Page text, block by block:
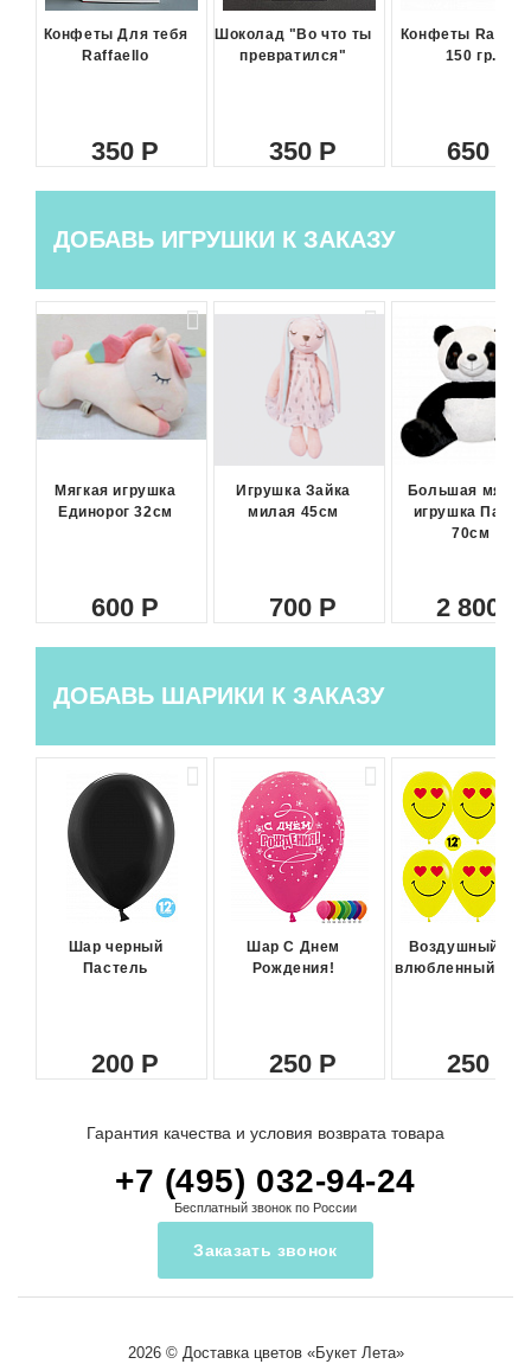
Конфеты Для тебя
Raffaello
350
Шоколад "Во что ты
превратился"
350
Конфеты
150 гр.
650
ДОБАВЬ ИГРУШКИ К ЗАКАЗУ
Мягкая игрушка
Единорог 32см
600
Игрушка Зайка
милая 45см
700
Большая
игрушка Панда
70см
2 800
ДОБАВЬ ШАРИКИ К ЗАКАЗУ
Шар черный
Пастель
200
Шар С Днем
Рождения!
250
Воздушный
влюбленный
250
Гарантия качества и условия возврата товара
+7 (495) 032-94-24
Бесплатный звонок по России
Заказать звонок
2026 © Доставка цветов«Букет Лета»